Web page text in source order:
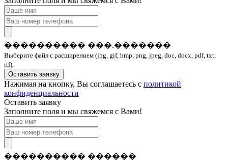
���������� ���.�������
Выберите файл с расширением (jpg, gif, bmp, png, jpeg, doc, docx, pdf, txt,
rtf).
Оставить заявку
Нажимая на кнопку, Вы соглашаетесь с политикой
конфиденциальности
Оставить заявку
Заполните поля и мы свяжемся с Вами!
���������� ������